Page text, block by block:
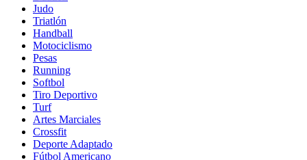
Judo
Triatlón
Handball
Motociclismo
Pesas
Running
Softbol
Tiro Deportivo
Turf
Artes Marciales
Crossfit
Deporte Adaptado
Fútbol Americano